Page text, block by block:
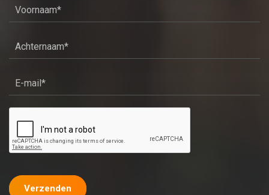
Verzenden